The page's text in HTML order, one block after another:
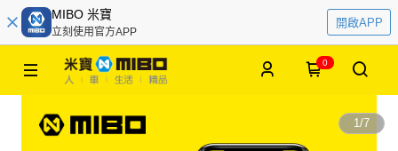
MIBO 米寶
立刻使用官方APP
開啟APP
0
1/7